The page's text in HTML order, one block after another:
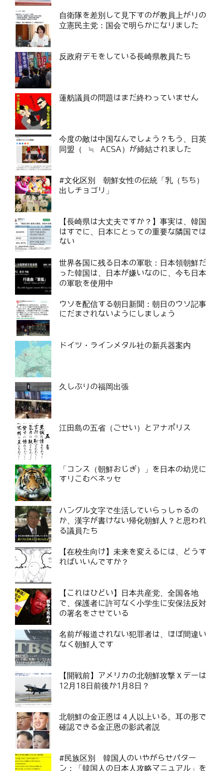
自衛隊を差別して見下すのが教員上がりの
立憲民主党：国会で明らかになりました
反政府デモをしている長崎県教員たち
蓮舫議員の問題はまだ終わっていません
今度の敵は中国なんでしょう？もう、日英
同盟（ ≒ ACSA）が締結されました
#文化区別 朝鮮女性の伝統「乳（ちち）
出しチョゴリ」
【長崎県は大丈夫ですか？】事実は、韓国
はすでに、日本にとっての重要な隣国では
ない
世界各国に残る日本の軍歌：日本領朝鮮だ
った韓国は、日本が嫌いなのに、今も日本
の軍歌を使用中
ウソを配信する朝日新聞：朝日のウソ記事
にだまされないようにしましょう
ドイツ・ラインメタル社の新兵器案内
久しぶりの福岡出張
江田島の五省（ごせい）とアナポリス
「コンス（朝鮮おじぎ）」を日本の幼児に
すりこむベネッセ
ハングル文字で生活していらっしゃるの
か、漢字が書けない帰化朝鮮人？と思われ
る議員たち
【在校生向け】未来を変えるには、どうす
ればいいんですか？
【これはひどい】日本共産党、全国各地
で、保護者に許可なく小学生に安保法反対
の署名をさせている
名前が報道されない犯罪者は、ほぼ間違い
なく朝鮮人です
【開戦前】アメリカの北朝鮮攻撃Ｘデーは
12月18日前後か1月8日？
北朝鮮の金正恩は４人以上いる。耳の形で
確認できる金正恩の影武者説
#民族区別 韓国人のいやがらせパター
ン：「韓国人の日本人攻略マニュアル」を